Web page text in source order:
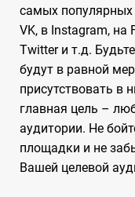
самых популярных
VK, в Instagram, на
Twitter и т.д.
будут в равной
присутствовать в
главная цель –
аудитории. Не
площадки и не
Вашей целевой